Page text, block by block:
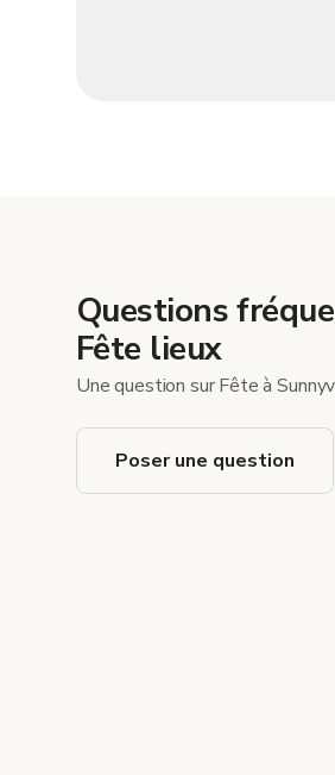
Questions
Fête lieux
Une question sur Fête à
Poser une question